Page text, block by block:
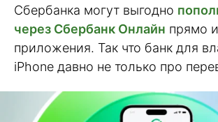
Сбербанка могут выгодно
через Сбербанк Онлайн прямо
приложения. Так что банк для
iPhone давно не только про